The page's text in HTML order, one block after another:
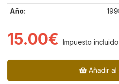
Año:
15.00€ Impuesto incluido
Añadir al